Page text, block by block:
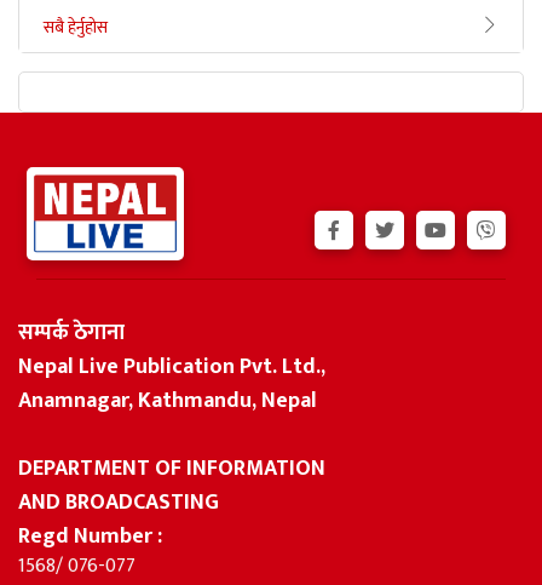
सबै हेर्नुहोस
सम्पर्क ठेगाना
Nepal Live Publication Pvt. Ltd.,
Anamnagar, Kathmandu, Nepal
DEPARTMENT OF INFORMATION
AND BROADCASTING
Regd Number :
1568/ 076-077